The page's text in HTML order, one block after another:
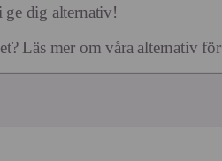
ge dig alternativ!
Läs mer om våra alternativ för